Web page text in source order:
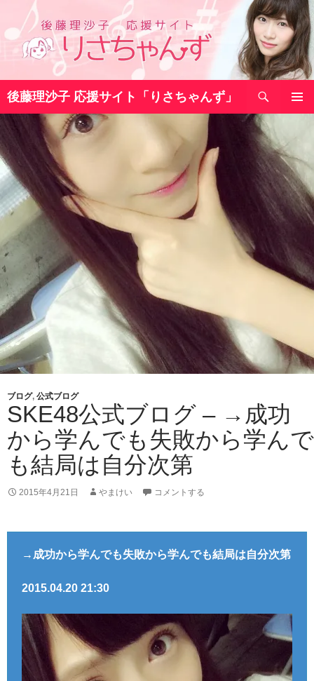
テ
へ
ッ
プ
後藤理沙子 応援サイト「りさちゃんず」
索
ブログ, 公式ブログ
SKE48公式ブログ – →成功
から学んでも失敗から学んで
も結局は自分次第
2015年4月21日 やまけい コメントする
→成功から学んでも失敗から学んでも結局は自分次第
2015.04.20 21:30